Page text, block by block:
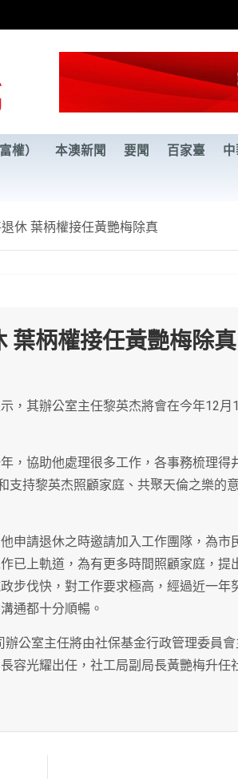
權） 本澳新聞 要聞 百家臺
休 葉柄權接任黃艷梅除真
葉柄權接任黃艷梅除真
，其辦公室主任黎英杰將會在今年12月
，協助他處理很多工作，各事務梳理得
支持黎英杰照顧家庭、共聚天倫之樂的
申請退休之時邀請加入工作團隊，為市
已上軌道，為有更多時間照顧家庭，提
步伐快，對工作要求極高，經過近一年
通都十分順暢。
公室主任將由社保基金行政管理委員
容光耀出任，社工局副局長黃艷梅升任